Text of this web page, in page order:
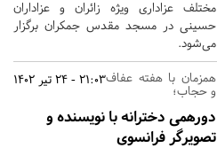
مختلف عزاداری ویژه زائران و عزاداران
حسینی در مسجد مقدس جمکران برگزار
می‌شود.
21:03 - 24 تیر 1402همزمان با هفته عفاف
و حجاب؛
دورهمی دخترانه با نویسنده و
تصویرگر فرانسوی